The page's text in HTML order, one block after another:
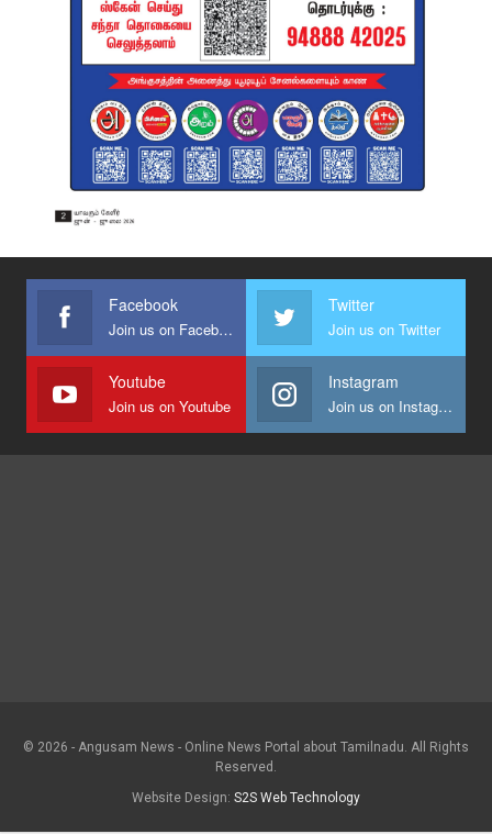
Facebook
Join us on Facebook
Twitter
Join us on Twitter
Youtube
Join us on Youtube
Instagram
Join us on Instagram
© 2026 - Angusam News - Online News Portal about Tamilnadu. All Rights
Reserved.
Website Design: S2S Web Technology